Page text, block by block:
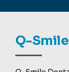
Q-Smile